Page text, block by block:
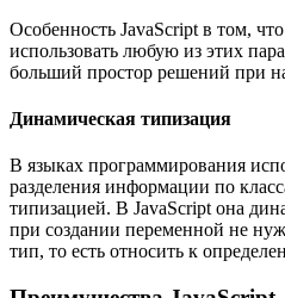
Особенность JavaScript в том,
использовать любую из этих
больший простор решений при
Динамическая типизация
В языках программирования
разделения информации по
типизацией. В JavaScript она
при создании переменной не
тип, то есть относить к